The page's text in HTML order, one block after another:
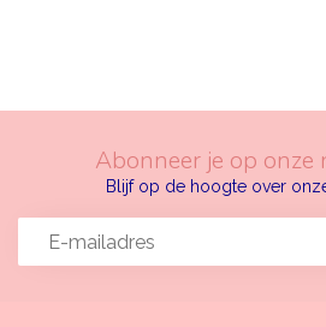
Abonneer je op onze
Blijf op de hoogte over